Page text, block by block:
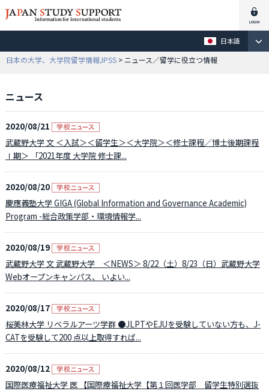
日本語
日本の大学、大学院留学情報JPSS > ニュース／留学に役立つ情報
ニュース
2020/08/21
武蔵野大学 文 ＜入試＞＜留学生＞＜大学院＞＜修士課程／博士後期課程
Ⅰ期＞ 「2021年度 大学院 修士課...
2020/08/20
慶應義塾大学 GIGA (Global Information and Governance Academic)
Program -総合政策学部・環境情報学...
2020/08/19
武蔵野大学 文 武蔵野大学 ＜NEWS＞ 8/22（土）8/23（日）武蔵野大学
Webオープンキャンパス、 いよい...
2020/08/17
桜美林大学 リベラルアーツ学群 ●JLPTやEJUを受験していない方も、J-
CATを受験して200 点以上取得すれば...
2020/08/12
国際医療福祉大学 医 【国際療福祉大学【第１回医学部 留学生特別選抜